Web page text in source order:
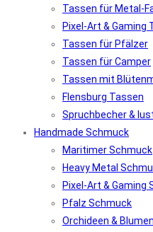
Tassen für Metal-
Pixel-Art & Gaming
Tassen für Pfälzer
Tassen für Camper
Tassen mit
Flensburg Tassen
Spruchbecher &
Handmade Schmuck
Maritimer Schmuck
Heavy Metal
Pixel-Art & Gaming
Pfalz Schmuck
Orchideen &